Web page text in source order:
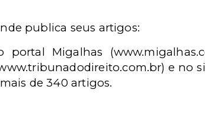
publica seus artigos:
portal Migalhas
e no
de 340 artigos.